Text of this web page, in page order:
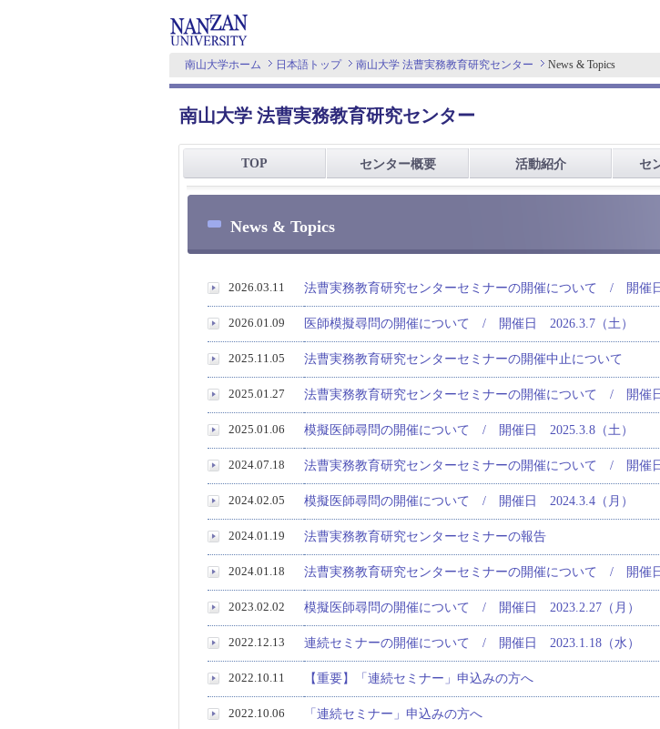
南山大学ホーム
日本語トップ 南山大学 法曹実務教育研究センター News & Topics
南山大学 法曹実務教育研究センター
TOP センター概要 活動紹介 セ
News & Topics
2026.03.11 法曹実務教育研究センターセミナーの開催について / 開催
2026.01.09 医師模擬尋問の開催について / 開催日 2026.3.7（土）
2025.11.05 法曹実務教育研究センターセミナーの開催中止について
2025.01.27 法曹実務教育研究センターセミナーの開催について / 開催
2025.01.06 模擬医師尋問の開催について / 開催日 2025.3.8（土）
2024.07.18 法曹実務教育研究センターセミナーの開催について / 開催
2024.02.05 模擬医師尋問の開催について / 開催日 2024.3.4（月）
2024.01.19 法曹実務教育研究センターセミナーの報告
2024.01.18 法曹実務教育研究センターセミナーの開催について / 開催
2023.02.02 模擬医師尋問の開催について / 開催日 2023.2.27（月）
2022.12.13 連続セミナーの開催について / 開催日 2023.1.18（水）
2022.10.11 【重要】「連続セミナー」申込みの方へ
2022.10.06 「連続セミナー」申込みの方へ